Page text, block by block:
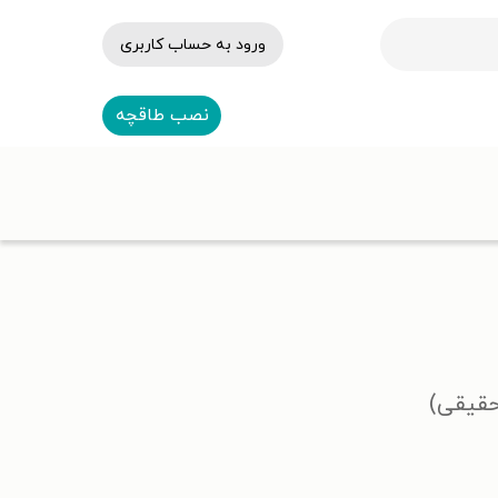
ورود به حساب کاربری
نصب طاقچه